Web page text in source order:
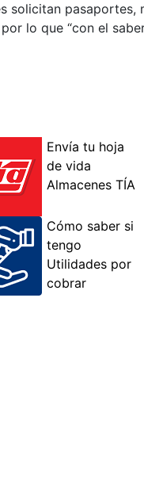
solicitan
lo que “con el